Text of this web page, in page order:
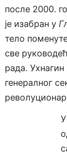
после 2000.
је изабран у
тело
све
рада. Ухнагин
генералног